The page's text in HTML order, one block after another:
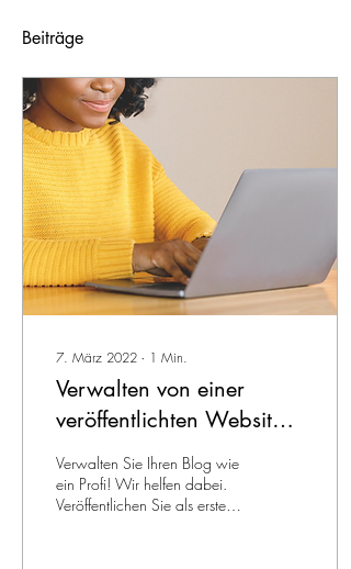
Beiträge
7. März 2022 ∙ 1 Min.
Verwalten von einer
veröffentlichten Website
aus
Verwalten Sie Ihren Blog wie
ein Profi! Wir helfen dabei.
Veröffentlichen Sie als erstes